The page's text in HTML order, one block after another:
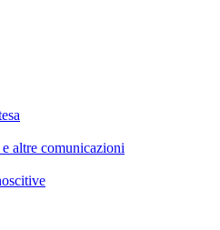
altre comunicazioni